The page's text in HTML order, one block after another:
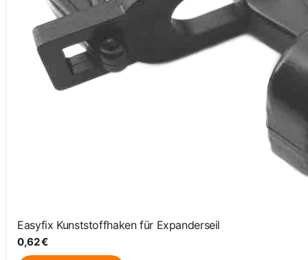
Easyfix Kunststoffhaken für Expanderseil
0,62 €